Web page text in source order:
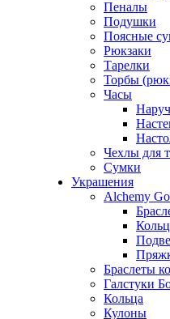
Пеналы
Подушки
Поясные
Рюкзаки
Тарелки
Торбы
Часы
Чехлы для
Сумки
Украшения
Alchemy
Браслеты
Галстуки
Кольца
Кулоны